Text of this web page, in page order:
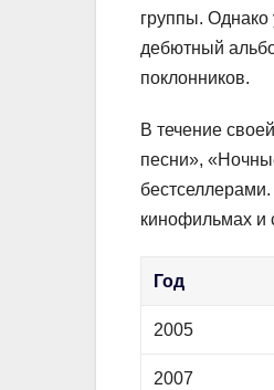
группы. Однако
дебютный
поклонников.
В течение
песни»,
кинофильмах и
Год
2005
2007